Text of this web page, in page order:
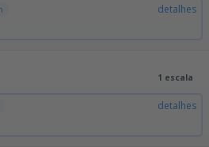
detalhes
1 escala
detalhes